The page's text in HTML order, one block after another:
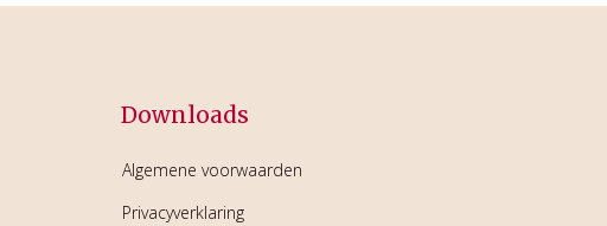
Downloads
Algemene voorwaarden
Privacyverklaring